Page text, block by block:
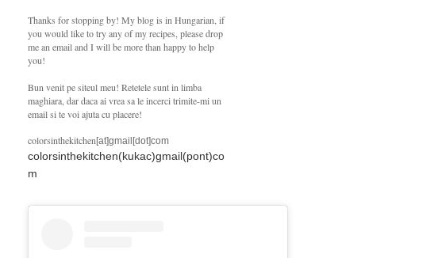
Thanks for stopping by! My blog is in Hungarian, if
you would like to try any of my recipes, please drop
me an email and I will be more than happy to help
you!
Bun venit pe siteul meu! Retetele sunt in limba
maghiara, dar daca ai vrea sa le incerci trimite-mi un
email si te voi ajuta cu placere!
colorsinthekitchen[at]gmail[dot]com
colorsinthekitchen(kukac)gmail(pont)co
m